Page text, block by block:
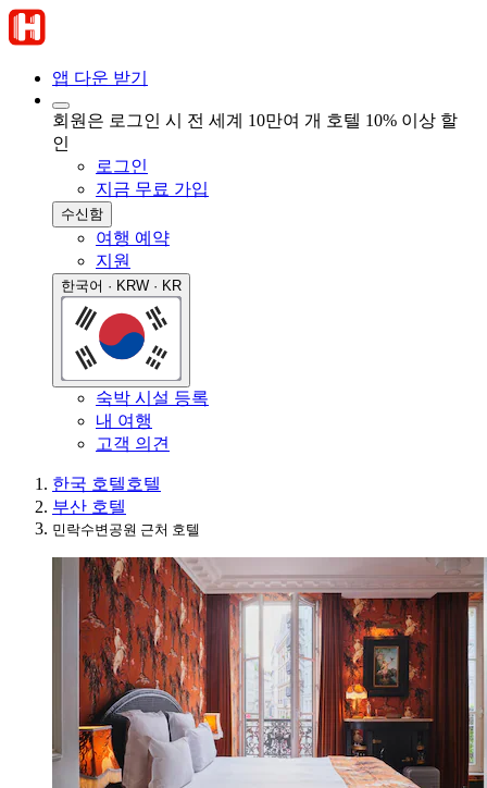
앱 다운 받기
회원은 로그인 시 전 세계 10만여 개 호텔 10% 이상 할
인
로그인
지금 무료 가입
수신함
여행 예약
지원
한국어 · KRW · KR
숙박 시설 등록
내 여행
고객 의견
한국 호텔호텔
부산 호텔
민락수변공원 근처 호텔